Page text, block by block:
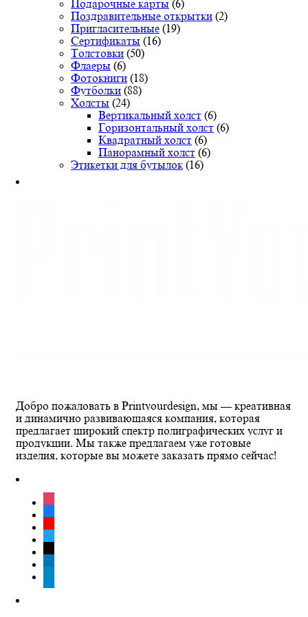
Подарочные карты (6)
Поздравительные открытки (2)
Пригласительные (19)
Сертификаты (16)
Толстовки (50)
Флаеры (6)
Фотокниги (18)
Футболки (88)
Холсты (24)
Вертикальный холст (6)
Горизонтальный холст (6)
Квадратный холст (6)
Панорамный холст (6)
Этикетки для бутылок (16)
Добро пожаловать в Printyourdesign, мы — креативная
и динамично развивающаяся компания, которая
предлагает широкий спектр полиграфических услуг и
продукции. Мы также предлагаем уже готовые
изделия, которые вы можете заказать прямо сейчас!
instagram
facebook
youtube
twitter
tiktok